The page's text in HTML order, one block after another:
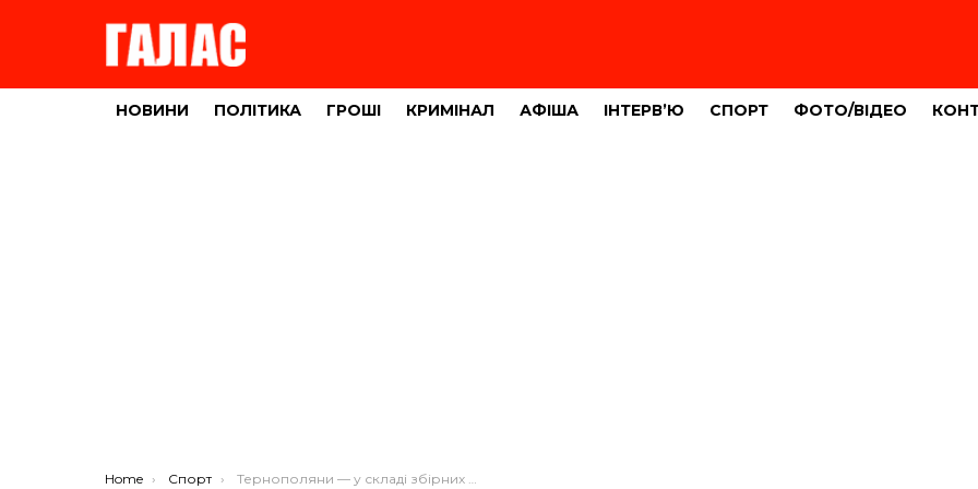
НОВИНИ ПОЛІТИКА ГРОШІ КРИМІНАЛ АФІША ІНТЕРВ’Ю СПОРТ ФОТО/ВІДЕО
You are here:
Home Спорт Тернополяни — у складі збірних України!